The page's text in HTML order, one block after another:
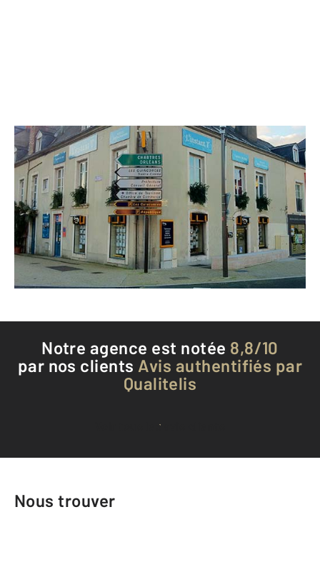
CENTURY 21 Harmony
48 avenue François Mitterrand
LE MANS - 72000
Envoyer un message
Téléphoner à l'agence
Notre agence est notée 8,8/10
par nos clients Avis authentifiés par
Qualitelis
Voir tous les avis clients
Nous trouver